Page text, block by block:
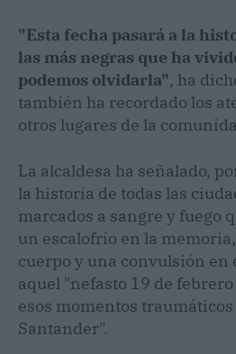
"Esta fecha pasará a la
las más negras que ha
podemos olvidarla", ha
también ha recordado los
otros lugares de la
La alcaldesa ha señalado,
la historia de todas las
marcados a sangre y fuego
un escalofrío en la
cuerpo y una convulsión en
aquel "nefasto 19 de
esos momentos
Santander".